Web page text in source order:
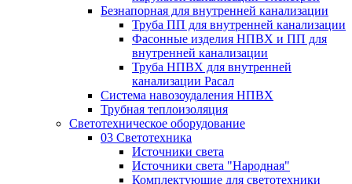
Безнапорная для внутренней канализации
Труба ПП для внутренней канализации
Фасонные изделия НПВХ и ПП для
внутренней канализации
Труба НПВХ для внутренней
канализации Расал
Система навозоудаления НПВХ
Трубная теплоизоляция
Светотехническое оборудование
03 Светотехника
Источники света
Источники света "Народная"
Комплектующие для светотехники